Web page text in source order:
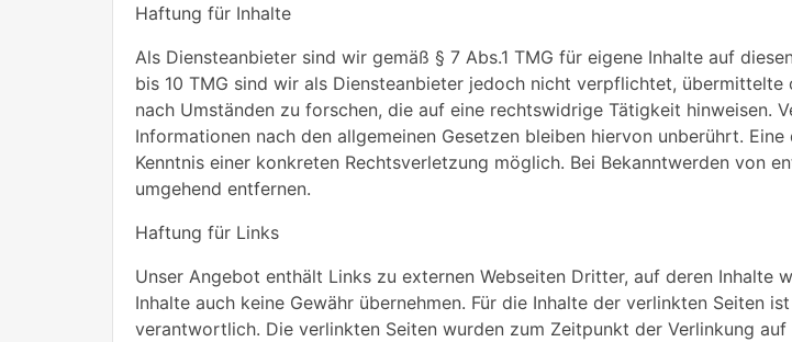
Haftung für Inhalte
Als Diensteanbieter sind wir gemäß § 7 Abs.1 TMG für eigene Inhalte auf
bis 10 TMG sind wir als Diensteanbieter jedoch nicht verpflichtet,
nach Umständen zu forschen, die auf eine rechtswidrige Tätigkeit hinweisen.
Informationen nach den allgemeinen Gesetzen bleiben hiervon unberührt.
Kenntnis einer konkreten Rechtsverletzung möglich. Bei Bekanntwerden von
umgehend entfernen.
Haftung für Links
Unser Angebot enthält Links zu externen Webseiten Dritter, auf deren Inhalte
Inhalte auch keine Gewähr übernehmen. Für die Inhalte der verlinkten Seiten
verantwortlich. Die verlinkten Seiten wurden zum Zeitpunkt der Verlinkung